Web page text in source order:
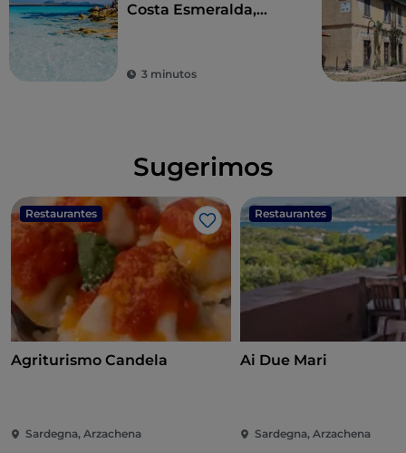
Costa Esmeralda,
3 minutos
Sugerimos
Restaurantes
Me gusta
Agriturismo Candela
Sardegna, Arzachena
Restaurantes
Ai Due Mari
Sardegna, Arzachena